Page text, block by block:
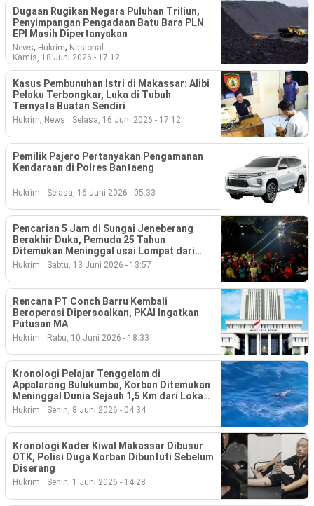
Dugaan Rugikan Negara Puluhan Triliun,
Penyimpangan Pengadaan Batu Bara PLN
EPI Masih Dipertanyakan
News, Hukrim, Nasional
Kamis, 18 Juni 2026 - 17:12
Kasus Pembunuhan Istri di Makassar: Alibi
Pelaku Terbongkar, Luka di Tubuh
Ternyata Buatan Sendiri
Hukrim, News Selasa, 16 Juni 2026 - 17:12
Pemilik Pajero Pertanyakan Pengamanan
Kendaraan di Polres Bantaeng
Hukrim Selasa, 16 Juni 2026 - 05:33
Pencarian 5 Jam di Sungai Jeneberang
Berakhir Duka, Pemuda 25 Tahun
Ditemukan Meninggal usai Lompat dari
Jembatan Kembar
Hukrim Sabtu, 13 Juni 2026 - 13:57
Rencana PT Conch Barru Kembali
Beroperasi Dipersoalkan, PKAI Ingatkan
Putusan MA
Hukrim Rabu, 10 Juni 2026 - 18:33
Kronologi Pelajar Tenggelam di
Appalarang Bulukumba, Korban Ditemukan
Meninggal Dunia Sejauh 1,5 Km dari Lokasi
Terjatuh
Hukrim Senin, 8 Juni 2026 - 04:34
Kronologi Kader Kiwal Makassar Dibusur
OTK, Polisi Duga Korban Dibuntuti Sebelum
Diserang
Hukrim Senin, 1 Juni 2026 - 14:28